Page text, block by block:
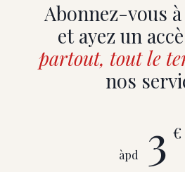
Abonnez-vous à
et ayez un
partout, tout le
nos
àpd 3